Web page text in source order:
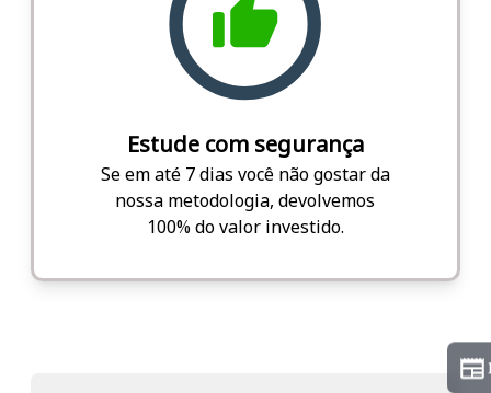
Estude com segurança
Se em até 7 dias você não gostar da
nossa metodologia, devolvemos
100% do valor investido.